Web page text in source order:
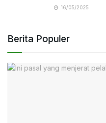
16/05/2025
Berita Populer